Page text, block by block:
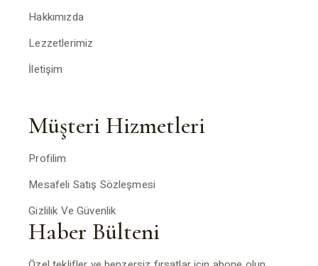
Hakkımızda
Lezzetlerimiz
İletişim
Müşteri Hizmetleri
Profilim
Mesafeli Satış Sözleşmesi
Gizlilik Ve Güvenlik
Haber Bülteni